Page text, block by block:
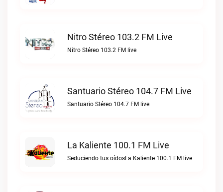
Nitro Stéreo 103.2 FM Live
Nitro Stéreo 103.2 FM live
Santuario Stéreo 104.7 FM Live
Santuario Stéreo 104.7 FM live
La Kaliente 100.1 FM Live
Seduciendo tus oídosLa Kaliente 100.1 FM live